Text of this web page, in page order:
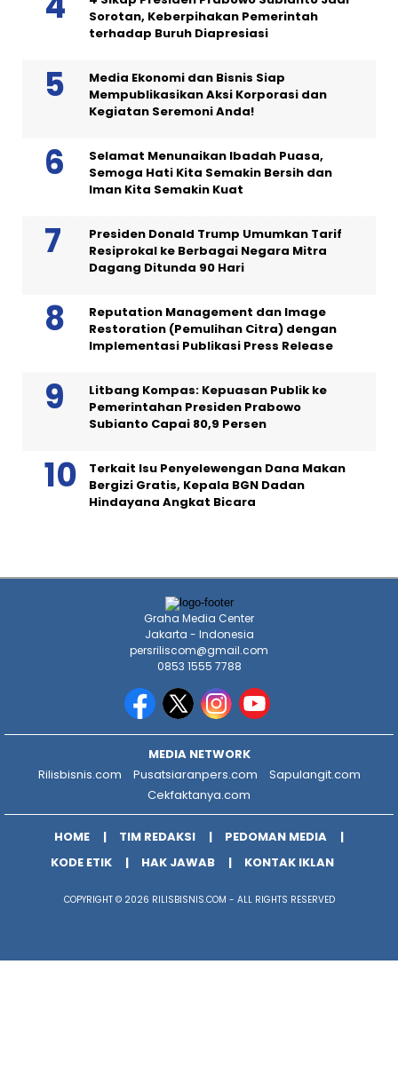
Sorotan, Keberpihakan Pemerintah
terhadap Buruh Diapresiasi
Media Ekonomi dan Bisnis Siap
Mempublikasikan Aksi Korporasi dan
Kegiatan Seremoni Anda!
Selamat Menunaikan Ibadah Puasa,
Semoga Hati Kita Semakin Bersih dan
Iman Kita Semakin Kuat
Presiden Donald Trump Umumkan Tarif
Resiprokal ke Berbagai Negara Mitra
Dagang Ditunda 90 Hari
Reputation Management dan Image
Restoration (Pemulihan Citra) dengan
Implementasi Publikasi Press Release
Litbang Kompas: Kepuasan Publik ke
Pemerintahan Presiden Prabowo
Subianto Capai 80,9 Persen
Terkait Isu Penyelewengan Dana Makan
Bergizi Gratis, Kepala BGN Dadan
Hindayana Angkat Bicara
Graha Media Center
Jakarta - Indonesia
persriliscom@gmail.com
0853 1555 7788
MEDIA NETWORK
Rilisbisnis.com
Pusatsiaranpers.com
Sapulangit.com
Cekfaktanya.com
HOME TIM REDAKSI
PEDOMAN MEDIA
KODE ETIK
HAK JAWAB KONTAK IKLAN
COPYRIGHT © 2026 RILISBISNIS.COM - ALL RIGHTS RESERVED